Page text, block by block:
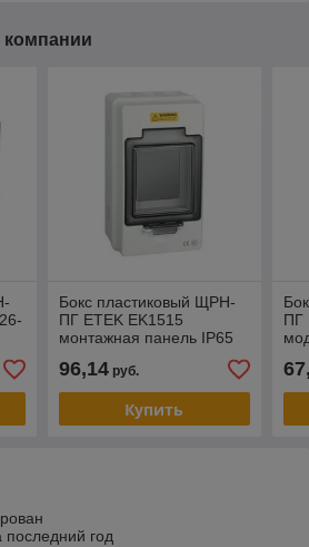
Бокс пластиковый ЩРН-
ПГ ETEK EK1515
монтажная панель IP65
96,14руб.
Купить
ПГ
последний год